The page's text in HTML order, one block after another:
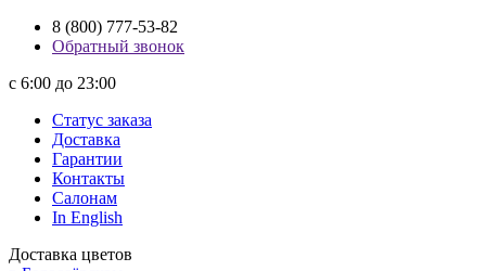
8 (800) 777-53-82
Обратный звонок
с 6:00 до 23:00
Статус заказа
Доставка
Гарантии
Контакты
Салонам
In English
Доставка цветов